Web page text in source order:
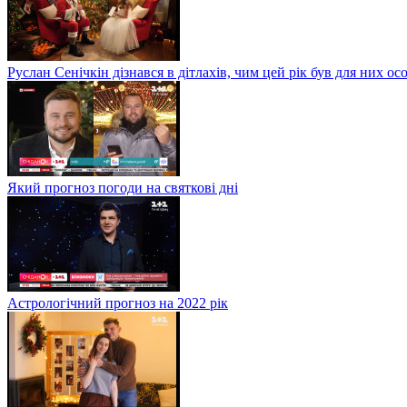
Руслан Сенічкін дізнався в дітлахів, чим цей рік був для них
Який прогноз погоди на святкові дні
Астрологічний прогноз на 2022 рік